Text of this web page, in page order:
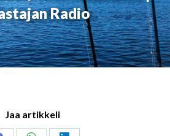
Radio
Jaa artikkeli